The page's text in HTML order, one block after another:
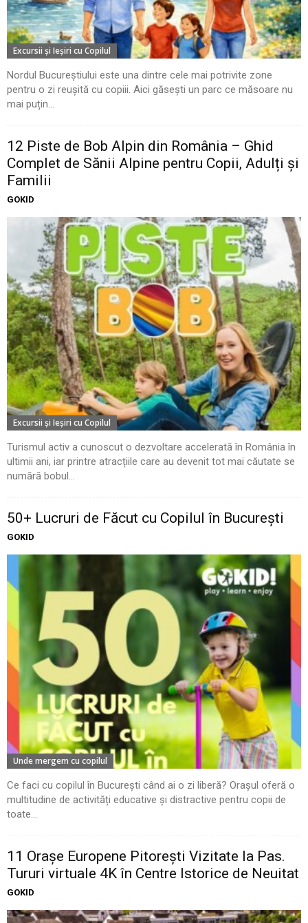
Excursii şi Ieşiri cu Copilul
Nordul Bucureștiului este una dintre cele mai potrivite zone
pentru o zi reușită cu copiii. Aici găsești un parc ce măsoare nu
mai puțin...
12 Piste de Bob Alpin din România – Ghid
Complet de Sănii Alpine pentru Copii, Adulți și
Familii
GOKID
Excursii şi Ieşiri cu Copilul
Turismul activ a cunoscut o dezvoltare accelerată în România în
ultimii ani, iar printre atracțiile care au devenit tot mai căutate se
numără bobul...
50+ Lucruri de Făcut cu Copilul în București
GOKID
Unde mergem cu copilul
Ce faci cu copilul în București când ai o zi liberă? Orașul oferă o
multitudine de activități educative și distractive pentru copii de
toate...
11 Oraşe Europene Pitoreşti Vizitate la Pas.
Tururi virtuale 4K în Centre Istorice de Neuitat
GOKID